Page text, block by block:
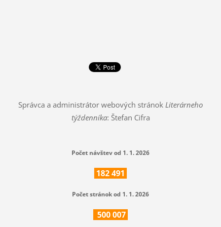
Správca a administrátor webových stránok Literárneho
týždenníka: Štefan Cifra
Počet návštev od 1. 1. 2026
182491
Počet stránok od 1. 1. 2026
500007